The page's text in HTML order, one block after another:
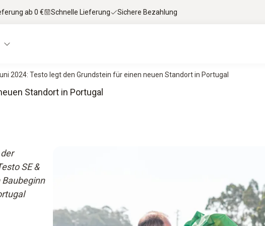
ab 0 € Schnelle Lieferung Sichere Bezahlung
2024: Testo legt den Grundstein für einen neuen Standort in Portugal
Standort in Portugal
SE &
Baubeginn